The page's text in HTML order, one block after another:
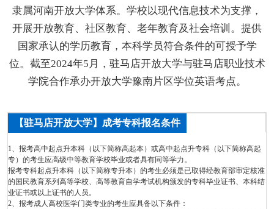
隶属河南开放大学体系。学校以现代信息技术为支撑，
开展开放教育、社区教育、老年教育及社会培训。提供
国家承认的学历教育，本科学员符合条件的可授予学
位。截至2024年5月，驻马店开放大学与驻马店职业技术
学院合作承办开放大学豫南片区学位英语考点。
【驻马店开放大学】成考专科报名条件
1、报考高中起点升本科（以下简称高起本）或高中起点升专科（以下简称高起
专）的考生应高级中等教育学校毕业或者具有同等学力。
报考专科起点升本科（以下简称专升本）的考生必须是已取得经教育部审定核准
的国民教育系列高等学校、高等教育自学考试机构颁发的专科毕业证书、本科结
业证书或以上证书的人员。
2、报考成人高校医学门类专业的考生应具备以下条件：